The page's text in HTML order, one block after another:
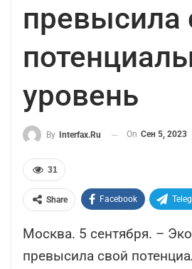
превысила
уровень
By Interfax.ru On Сен 5, 2023
31
Share Facebook
Москва. 5 сентября. –
превысила свой